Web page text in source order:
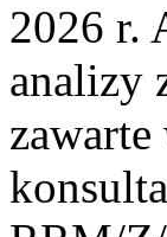
2026 r.
analizy